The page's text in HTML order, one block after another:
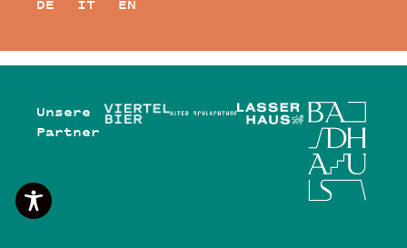
DE
IT EN
Unsere
Partner